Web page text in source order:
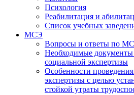
Психология
Реабилитация и
Список учебных
МСЭ
Вопросы и ответы по
Необходимые документы
социальной экспертизы
Особенности
экспертизы с целью
стойкой утраты